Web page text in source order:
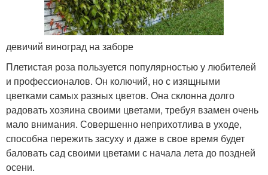
девичий виноград на заборе
Плетистая роза пользуется популярностью у любителей
и профессионалов. Он колючий, но с изящными
цветками самых разных цветов. Она склонна долго
радовать хозяина своими цветами, требуя взамен очень
мало внимания. Совершенно неприхотлива в уходе,
способна пережить засуху и даже в свое время будет
баловать сад своими цветами с начала лета до поздней
осени.